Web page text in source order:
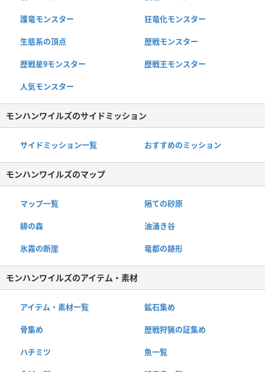
護竜モンスター 狂竜化モンスター
生態系の頂点 歴戦モンスター
歴戦星9モンスター 歴戦王モンスター
人気モンスター
モンハンワイルズのサイドミッション
サイドミッション一覧 おすすめのミッション
モンハンワイルズのマップ
マップ一覧 隔ての砂原
緋の森 油涌き谷
氷霧の断崖 竜都の跡形
モンハンワイルズのアイテム・素材
アイテム・素材一覧 鉱石集め
骨集め 歴戦狩猟の証集め
ハチミツ 魚一覧